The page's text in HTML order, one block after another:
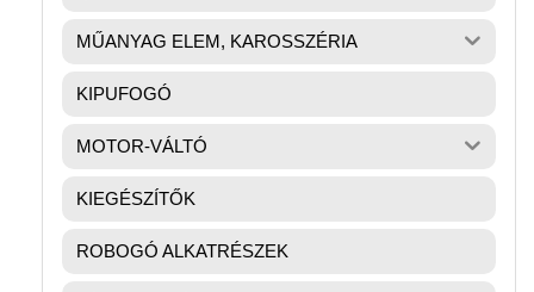
MŰANYAG ELEM, KAROSSZÉRIA
KIPUFOGÓ
MOTOR-VÁLTÓ
KIEGÉSZÍTŐK
ROBOGÓ ALKATRÉSZEK